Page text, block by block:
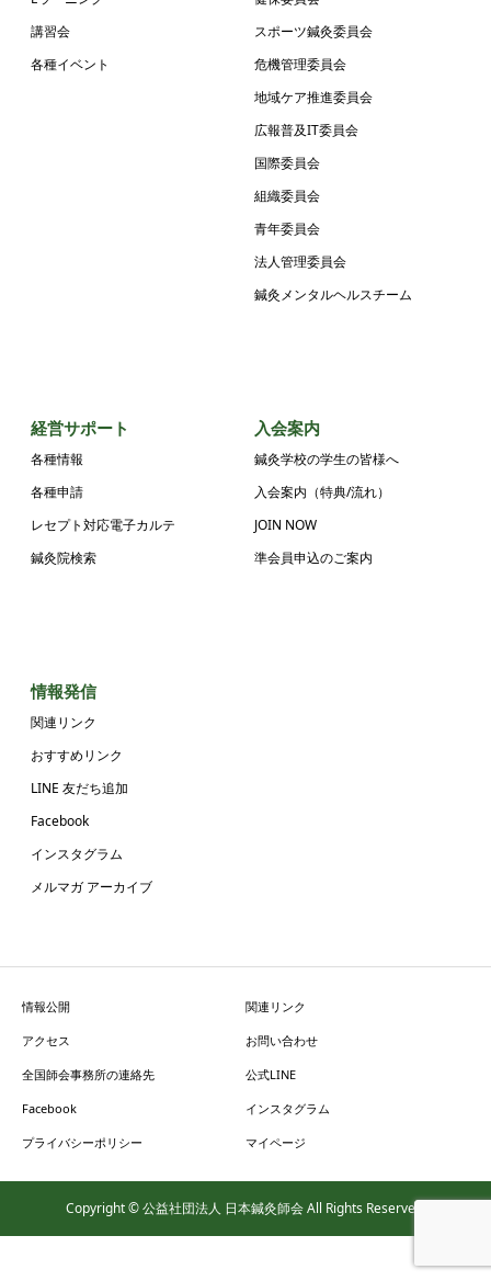
講習会
各種イベント
スポーツ鍼灸委員会
危機管理委員会
地域ケア推進委員会
広報普及IT委員会
国際委員会
組織委員会
青年委員会
法人管理委員会
鍼灸メンタルヘルスチーム
経営サポート
各種情報
各種申請
レセプト対応電子カルテ
鍼灸院検索
入会案内
鍼灸学校の学生の皆様へ
入会案内（特典/流れ）
JOIN NOW
準会員申込のご案内
情報発信
関連リンク
おすすめリンク
LINE 友だち追加
Facebook
インスタグラム
メルマガ アーカイブ
情報公開 関連リンク
アクセス お問い合わせ
全国師会事務所の連絡先 公式LINE
Facebook インスタグラム
プライバシーポリシー マイページ
Copyright © 公益社団法人 日本鍼灸師会 All Rights Reserved.